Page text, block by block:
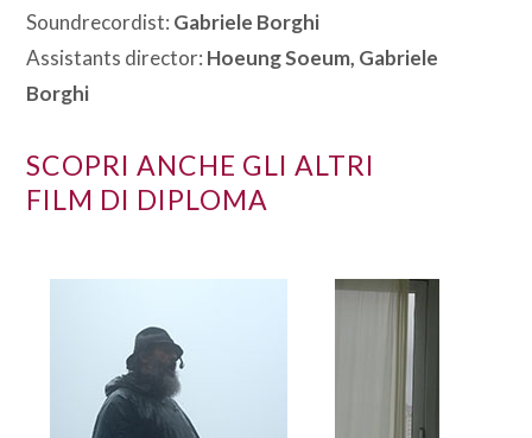
Soundrecordist: Gabriele Borghi
Assistants director: Hoeung Soeum, Gabriele
Borghi
SCOPRI ANCHE GLI ALTRI
FILM DI DIPLOMA